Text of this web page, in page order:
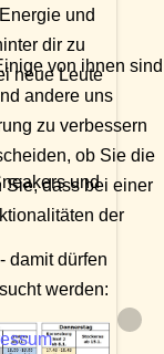
und
dir zu
neue Leute
und
damit dürfen
werden:
von ihnen sind
andere uns
zu verbessern
ob Sie die
Sie, dass bei einer
der